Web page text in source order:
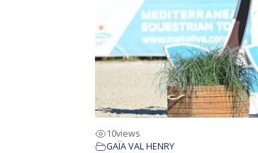
10views
GAÏA VAL HENRY